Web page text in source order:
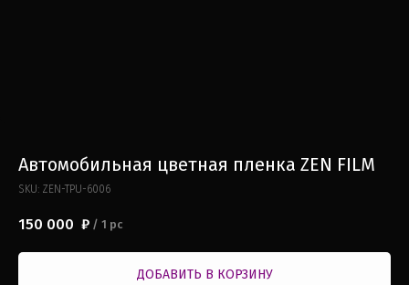
Автомобильная цветная пленка ZEN FILM
SKU: ZEN-TPU-6006
150 000 ₽ / 1 pc
ДОБАВИТЬ В КОРЗИНУ